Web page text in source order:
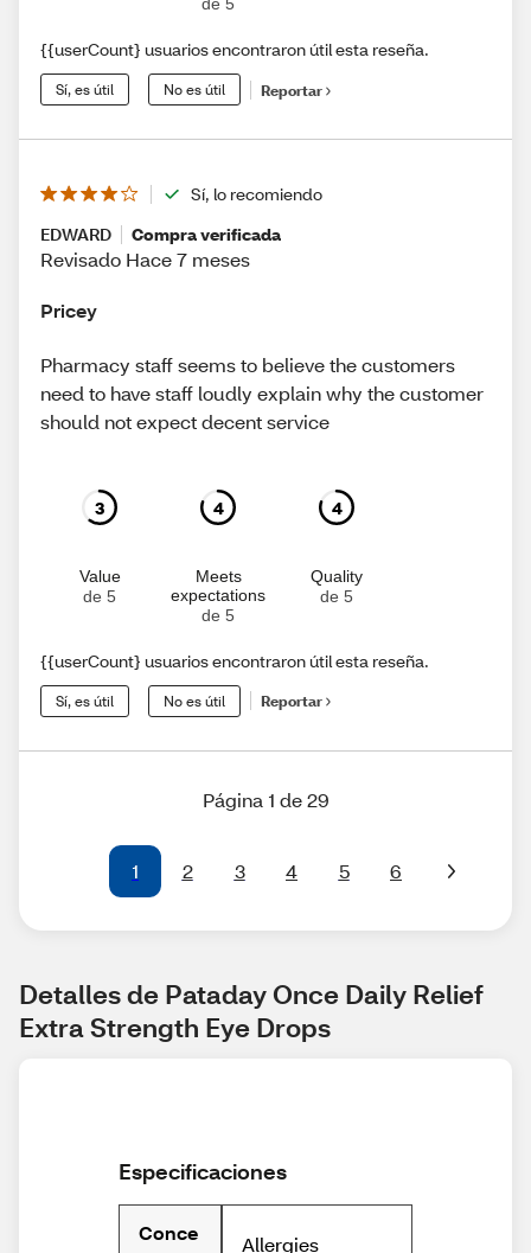
{{userCount} usuarios encontraron útil esta reseña.
Sí, es útil No es útil Reportar
Sí, lo recomiendo
EDWARD
Compra verificada
Revisado Hace 7 meses
Pricey
Pharmacy staff seems to believe the customers
need to have staff loudly explain why the customer
should not expect decent service
3
Value
de 5
4
Meets
expectations
de 5
4
Quality
de 5
{{userCount} usuarios encontraron útil esta reseña.
Sí, es útil No es útil Reportar
Página 1 de 29
1 2 3 4 5 6
Detalles de Pataday Once Daily Relief
Extra Strength Eye Drops
Especificaciones
Conce
Allergies